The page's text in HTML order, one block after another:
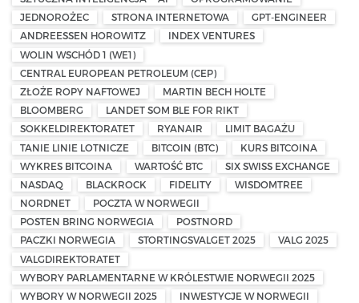
JEDNOROŻEC
STRONA INTERNETOWA
GPT-ENGINEER
ANDREESSEN HOROWITZ
INDEX VENTURES
WOLIN WSCHÓD 1 (WE1)
CENTRAL EUROPEAN PETROLEUM (CEP)
ZŁOŻE ROPY NAFTOWEJ
MARTIN BECH HOLTE
BLOOMBERG
LANDET SOM BLE FOR RIKT
SOKKELDIREKTORATET
RYANAIR
LIMIT BAGAŻU
TANIE LINIE LOTNICZE
BITCOIN (BTC)
KURS BITCOINA
WYKRES BITCOINA
WARTOŚĆ BTC
SIX SWISS EXCHANGE
NASDAQ
BLACKROCK FIDELITY
WISDOMTREE
NORDNET
POCZTA W NORWEGII
POSTEN BRING NORWEGIA
POSTNORD
PACZKI NORWEGIA
STORTINGSVALGET 2025
VALG 2025
VALGDIREKTORATET
WYBORY PARLAMENTARNE W KRÓLESTWIE NORWEGII 2025
WYBORY W NORWEGII 2025
INWESTYCJE W NORWEGII